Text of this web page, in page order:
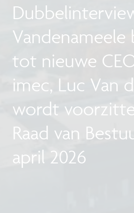
tot nieuwe
imec, Luc Van
wordt
Raad van
april 2026